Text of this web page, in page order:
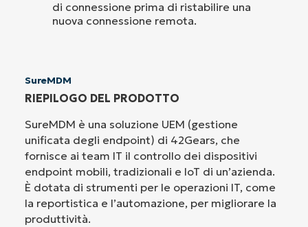
di connessione prima di ristabilire una
nuova connessione remota.
SureMDM
RIEPILOGO DEL PRODOTTO
SureMDM è una soluzione UEM (gestione
unificata degli endpoint) di 42Gears, che
fornisce ai team IT il controllo dei dispositivi
endpoint mobili, tradizionali e IoT di un’azienda.
È dotata di strumenti per le operazioni IT, come
la reportistica e l’automazione, per migliorare la
produttività.